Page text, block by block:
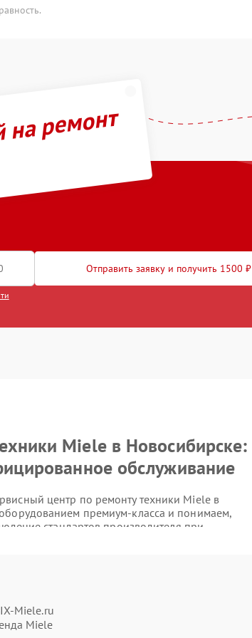
ремонт
Отправить заявку и получить 1500 ₽
Miele в Новосибирске:
обслуживание
центр по ремонту техники Miele в
премиум-класса и понимаем,
стандартов производителя при
обладают необходимой
к нам обращаются
однако даже самые продуманные
Miele.ru
Miele